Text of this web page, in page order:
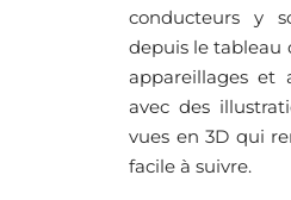
conducteurs y
depuis le tableau
appareillages et
avec des
vues en 3D qui
facile à suivre.